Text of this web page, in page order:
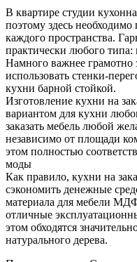
Прямые решения
Коричневые С
С барной стойкой
Патированные с золотом
С островом
В квартире студии
поэтому здесь
каждого пространства.
практически любого
Намного важнее
использовать стенки-
кухни барной стойкой.
Изготовление кухни на
вариантом для кухни
заказать мебель любой
независимо от площади
этом полностью
моды
Как правило, кухни на
сэкономить денежные
материала для мебели
отличные
этом обходятся
натурального дерева.